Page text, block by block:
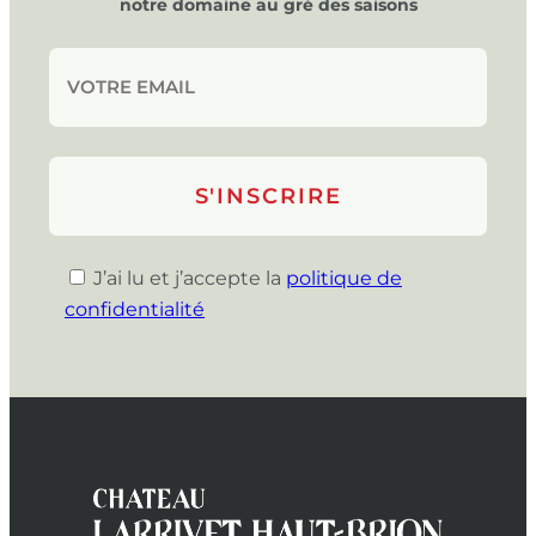
J’ai lu et j’accepte la politique de
confidentialité